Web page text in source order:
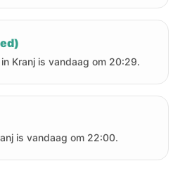
Kranj is vandaag om 20:29.
is vandaag om 22:00.